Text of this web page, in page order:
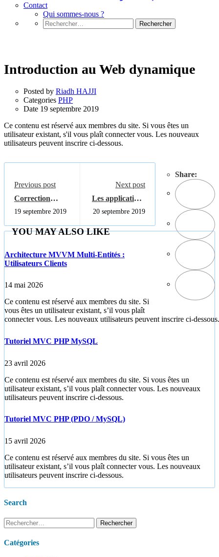
Contact
Qui sommes-nous ?
Rechercher :
Introduction au Web dynamique
Posted by Riadh HAJJI
Categories PHP
Date 19 septembre 2019
Ce contenu est réservé aux membres du site. Si vous êtes un
utilisateur existant, s'il vous plaît connecter vous. Les nouveaux
utilisateurs peuvent inscrire ci-dessous.
Share:
Previous post
Correction
exercices les
cookies en PHP :
Série 01
19 septembre 2019
Next post
Les applications
Web
20 septembre 2019
YOU MAY ALSO LIKE
Architecture MVVM Multi-Entités :
Utilisateurs Clients
14 mai 2026
Ce contenu est réservé aux membres du site. Si
vous êtes un utilisateur existant, s’il vous plaît
connecter vous. Les nouveaux utilisateurs peuvent inscrire ci-dessous.
Tutoriel MVC PHP MySQL
23 avril 2026
Ce contenu est réservé aux membres du site. Si vous êtes un
utilisateur existant, s’il vous plaît connecter vous. Les nouveaux
utilisateurs peuvent inscrire ci-dessous.
Tutoriel MVC PHP (PDO / MySQL)
15 avril 2026
Ce contenu est réservé aux membres du site. Si vous êtes un
utilisateur existant, s’il vous plaît connecter vous. Les nouveaux
utilisateurs peuvent inscrire ci-dessous.
Search
Rechercher :
Catégories